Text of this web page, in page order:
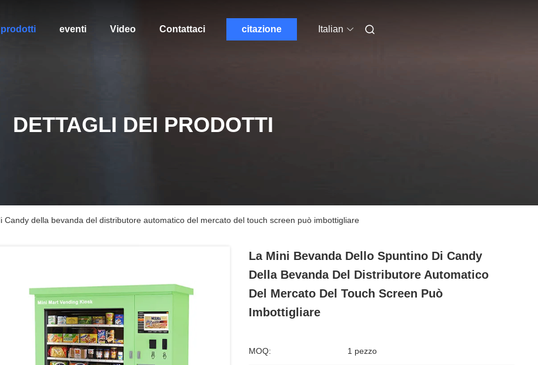
prodotti eventi Video Contattaci citazione Italian
DETTAGLI DEI PRODOTTI
Candy della bevanda del distributore automatico del mercato del touch screen può imbottigliare
La Mini Bevanda Dello Spuntino Di Candy
Della Bevanda Del Distributore Automatico
Del Mercato Del Touch Screen Può
Imbottigliare
MOQ: 1 pezzo